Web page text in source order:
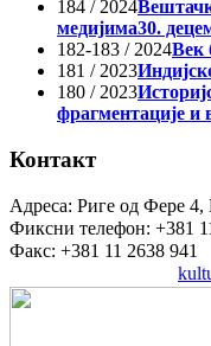
184 / 2024
медијима30.
182-183 / 2024Век
181 / 2023
180 / 2023
фрагментације и
Контакт
Адреса: Риге од Фере 4,
Фиксни телефон: +381
Факс: +381 11 2638 941